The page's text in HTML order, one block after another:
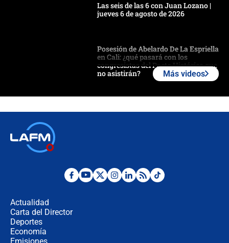
Las seis de las 6 con Juan Lozano |
jueves 6 de agosto de 2026
Posesión de Abelardo De La Espriella
en Cali: ¿qué pasará con los
congresistas del Pacto Histórico que
no asistirán?
crece el pulso por la elección del
¿Por qué De la Espriella gobernará
Más videos
Actualidad
Carta del Director
Deportes
Economía
Emisiones